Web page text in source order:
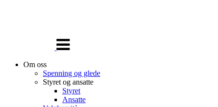
navigasjon
Om oss
Spenning og glede
Styret og ansatte
Styret
Ansatte